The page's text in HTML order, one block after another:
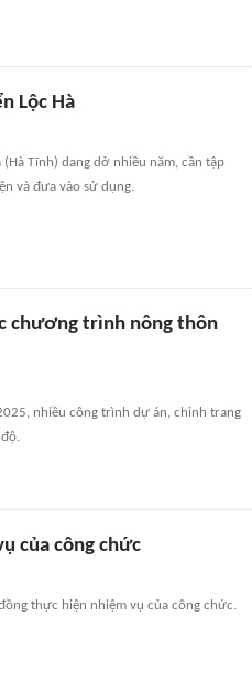
Lộc Hà
(Hà Tĩnh) dang dở nhiều năm, cần tập
và đưa vào sử dụng.
chương trình nông thôn
nhiều công trình dự án, chỉnh trang
của công chức
thực hiện nhiệm vụ của công chức.